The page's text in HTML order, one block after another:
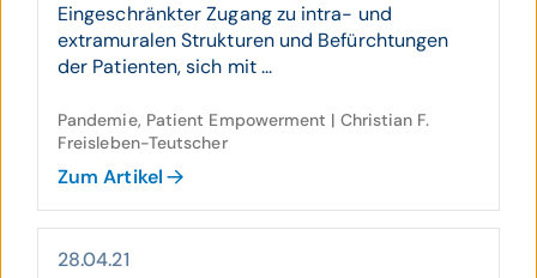
Eingeschränkter Zugang zu intra- und
extramuralen Strukturen und Befürchtungen
der Patienten, sich mit ...
Pandemie, Patient Empowerment | Christian F.
Freisleben-Teutscher
Zum Artikel
28.04.21